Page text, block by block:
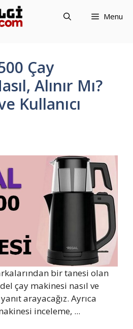
Menu
Çay
Alınır Mı?
Kullanıcı
bir tanesi olan
çay makinesi nasıl ve
arayacağız. Ayrıca
inceleme, ...